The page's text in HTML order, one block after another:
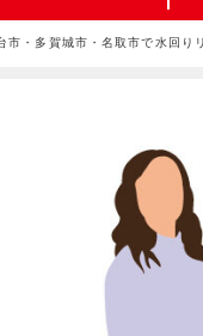
市・多賀城市・名取市で水回り